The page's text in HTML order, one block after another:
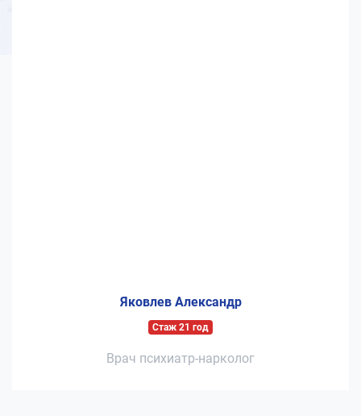
Яковлев Александр
Стаж 21 год
Врач психиатр-нарколог